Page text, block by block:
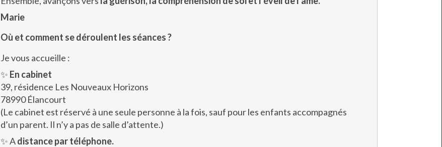
Marie
Où et comment se déroulent les séances ?
Je vous accueille :
✨ En cabinet
39, résidence Les Nouveaux Horizons
78990 Élancourt
(Le cabinet est réservé à une seule personne à la fois, sauf pour les enfants accompagnés
d’un parent. Il n’y a pas de salle d’attente.)
✨ Adistance par téléphone.